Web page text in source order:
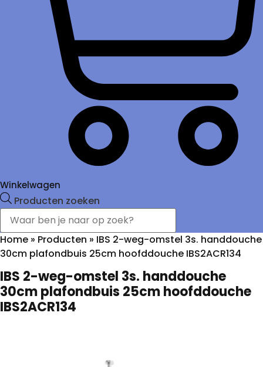
Winkelwagen
Producten zoeken
Home » Producten » IBS 2-weg-omstel 3s. handdouche
30cm plafondbuis 25cm hoofddouche IBS2ACR134
IBS 2-weg-omstel 3s. handdouche
30cm plafondbuis 25cm hoofddouche
IBS2ACR134